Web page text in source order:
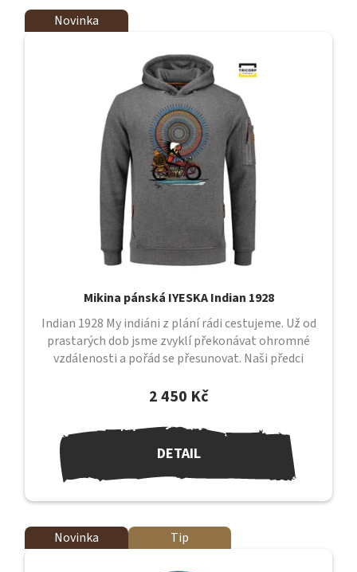
Novinka
Mikina pánská IYESKA Indian 1928
2 450 Kč
DETAIL
Indian 1928 My indiáni z plání rádi cestujeme. Už od
prastarých dob jsme zvyklí překonávat ohromné
vzdálenosti a pořád se přesunovat. Naši předci
Novinka Tip